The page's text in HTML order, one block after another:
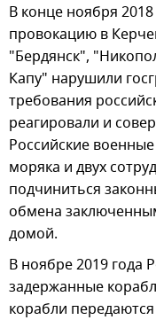
В конце ноября
провокацию в
"Бердянск",
Капу" нарушили
требования
реагировали и
Российские
моряка и двух
подчиниться
обмена
домой.
В ноябре 2019 года
задержанные
корабли